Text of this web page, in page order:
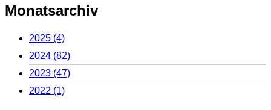
Monatsarchiv
2025 (4)
2024 (82)
2023 (47)
2022 (1)